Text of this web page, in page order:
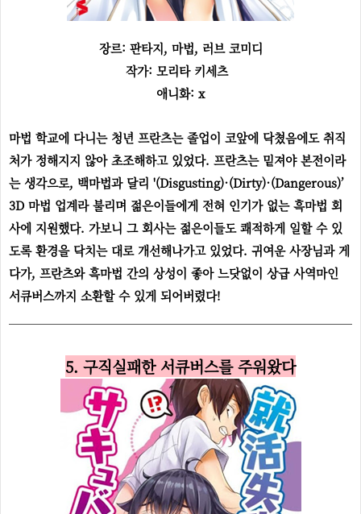
장르: 판타지, 마법, 러브 코미디
작가: 모리타 키세츠
애니화: x
마법 학교에 다니는 청년 프란츠는 졸업이 코앞에 닥쳤음에도 취직
처가 정해지지 않아 초조해하고 있었다. 프란츠는 밑져야 본전이라
는 생각으로, 백마법과 달리 '(Disgusting)·(Dirty)·(Dangerous)’
3D 마법 업계라 불리며 젊은이들에게 전혀 인기가 없는 흑마법 회
사에 지원했다. 가보니 그 회사는 젊은이들도 쾌적하게 일할 수 있
도록 환경을 닥치는 대로 개선해나가고 있었다. 귀여운 사장님과 게
다가, 프란츠와 흑마법 간의 상성이 좋아 느닷없이 상급 사역마인
서큐버스까지 소환할 수 있게 되어버렸다!
5. 구직실패한 서큐버스를 주워왔다